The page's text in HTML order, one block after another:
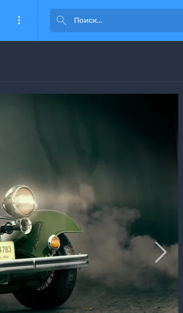
 
